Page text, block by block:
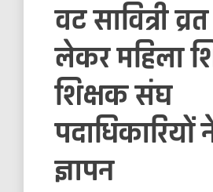
वट सावित्री
लेकर महिला
शिक्षक संघ
पदाधिकारियों
ज्ञापन